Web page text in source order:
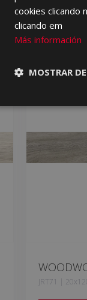
JRT71 |
cookies clicando
clicando em
Más información
MOSTRAR